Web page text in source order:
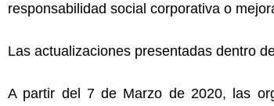
responsabilidad social corporativa o
Las actualizaciones presentadas dentro
A partir del 7 de Marzo de 2020, las